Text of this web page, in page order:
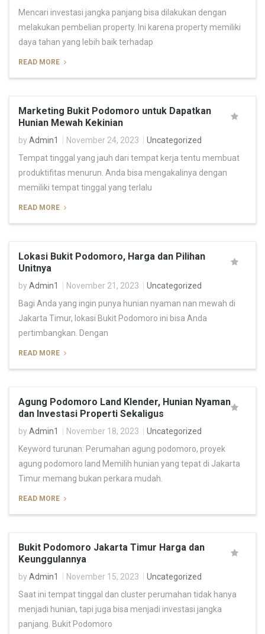
Mencari investasi jangka panjang bisa dilakukan dengan
melakukan pembelian property. Ini karena property memiliki
daya tahan yang lebih baik terhadap
READ MORE
Marketing Bukit Podomoro untuk Dapatkan
Hunian Mewah Kekinian
by Admin1 November 24, 2023
Uncategorized
Tempat tinggal yang jauh dari tempat kerja tentu membuat
produktifitas menurun. Anda bisa mengakalinya dengan
memiliki tempat tinggal yang terlalu
READ MORE
Lokasi Bukit Podomoro, Harga dan Pilihan
Unitnya
by Admin1 November 21, 2023
Uncategorized
Bagi Anda yang ingin punya hunian nyaman nan mewah di
Jakarta Timur, lokasi Bukit Podomoro ini bisa Anda
pertimbangkan. Dengan
READ MORE
Agung Podomoro Land Klender, Hunian Nyaman
dan Investasi Properti Sekaligus
by Admin1 November 18, 2023
Uncategorized
Keyword turunan: Perumahan agung podomoro, proyek
agung podomoro land Memilih hunian yang tepat di Jakarta
Timur memang bukan perkara mudah.
READ MORE
Bukit Podomoro Jakarta Timur Harga dan
Keunggulannya
by Admin1 November 15, 2023
Uncategorized
Saat ini tempat tinggal dan cluster perumahan tidak hanya
menjadi hunian, tapi juga bisa menjadi investasi jangka
panjang. Bukit Podomoro